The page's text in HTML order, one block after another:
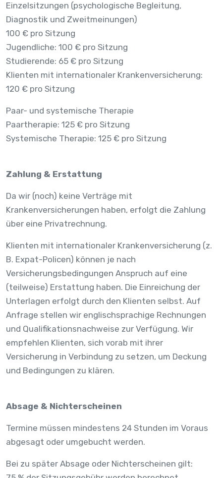
Einzelsitzungen (psychologische Begleitung,
Diagnostik und Zweitmeinungen)
100 € pro Sitzung
Jugendliche: 100 € pro Sitzung
Studierende: 65 € pro Sitzung
Klienten mit internationaler Krankenversicherung:
120 € pro Sitzung
Paar- und systemische Therapie
Paartherapie: 125 € pro Sitzung
Systemische Therapie: 125 € pro Sitzung
Zahlung & Erstattung
Da wir (noch) keine Verträge mit
Krankenversicherungen haben, erfolgt die Zahlung
über eine Privatrechnung.
Klienten mit internationaler Krankenversicherung (z.
B. Expat-Policen) können je nach
Versicherungsbedingungen Anspruch auf eine
(teilweise) Erstattung haben. Die Einreichung der
Unterlagen erfolgt durch den Klienten selbst. Auf
Anfrage stellen wir englischsprachige Rechnungen
und Qualifikationsnachweise zur Verfügung. Wir
empfehlen Klienten, sich vorab mit ihrer
Versicherung in Verbindung zu setzen, um Deckung
und Bedingungen zu klären.
Absage & Nichterscheinen
Termine müssen mindestens 24 Stunden im Voraus
abgesagt oder umgebucht werden.
Bei zu später Absage oder Nichterscheinen gilt: